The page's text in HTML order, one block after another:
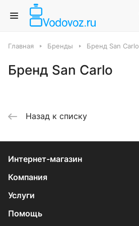
Главная Бренды Бренд San Carlo
Бренд San Carlo
Назад к списку
Интернет-магазин
Компания
Услуги
Помощь